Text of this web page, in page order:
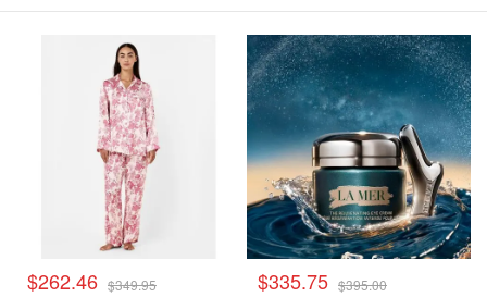
$262.46 $349.95
David Jones
$335.75 $395.00